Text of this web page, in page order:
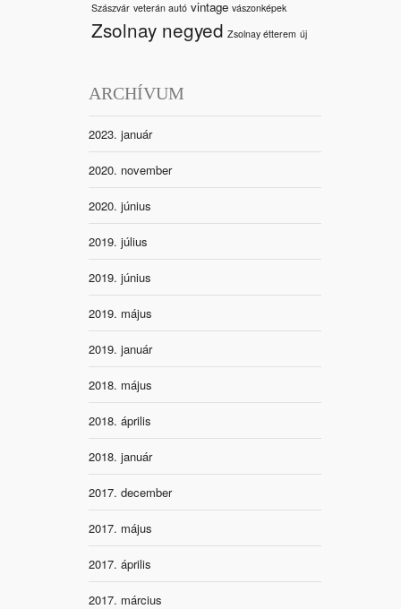
Szászvár veterán autó vintage vászonképek
Zsolnay negyed Zsolnay étterem új
ARCHÍVUM
2023. január
2020. november
2020. június
2019. július
2019. június
2019. május
2019. január
2018. május
2018. április
2018. január
2017. december
2017. május
2017. április
2017. március